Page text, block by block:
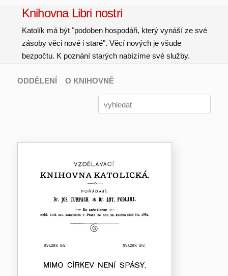
Knihovna Libri nostri
Katolík má být "podoben hospodáři, který vynáší ze své
zásoby věci nové i staré". Věcí nových je všude
bezpočtu. K poznání starých nabízíme své služby.
ODDĚLENÍ O KNIHOVNĚ